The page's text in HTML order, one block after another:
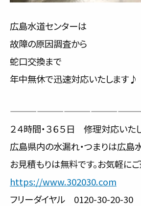
広島水道センターは
故障の原因調査から
蛇口交換まで
年中無休で迅速対応いたします♪
２４時間・３６５日 修理対応いたし
広島県内の水漏れ・つまりは広島
お見積もりは無料です。お気軽にご
https://www.302030.com
フリーダイヤル 0120-30-20-30